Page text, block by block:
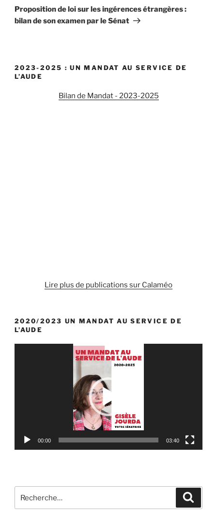
suivant
Proposition de loi sur les ingérences étrangères :
bilan de son examen par le Sénat
2023-2025 : UN MANDAT AU SERVICE DE
L’AUDE
Bilan de Mandat - 2023-2025
Lire plus de publications sur Calaméo
2020/2023 UN MANDAT AU SERVICE DE
L’AUDE
00:00 03:40
pour